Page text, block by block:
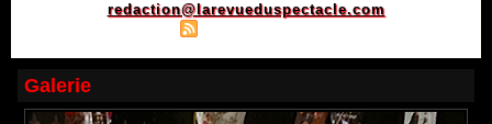
redaction@larevueduspectacle.com
Galerie